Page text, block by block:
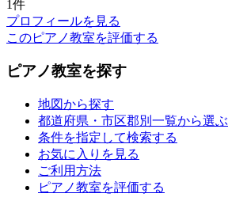
1件
プロフィールを見る
このピアノ教室を評価する
ピアノ教室を探す
地図から探す
都道府県・市区郡別一覧から選ぶ
条件を指定して検索する
お気に入りを見る
ご利用方法
ピアノ教室を評価する